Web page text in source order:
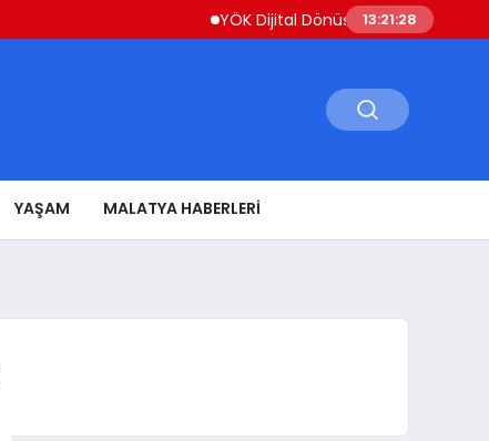
YÖK Dijital Dönüşüm İçin Bilişim
13:21:29
YAŞAM MALATYA HABERLERI